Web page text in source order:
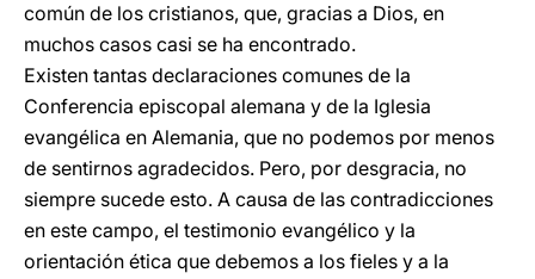
común de los cristianos, que, gracias a Dios, en
muchos casos casi se ha encontrado.
Existen tantas declaraciones comunes de la
Conferencia episcopal alemana y de la Iglesia
evangélica en Alemania, que no podemos por menos
de sentirnos agradecidos. Pero, por desgracia, no
siempre sucede esto. A causa de las contradicciones
en este campo, el testimonio evangélico y la
orientación ética que debemos a los fieles y a la